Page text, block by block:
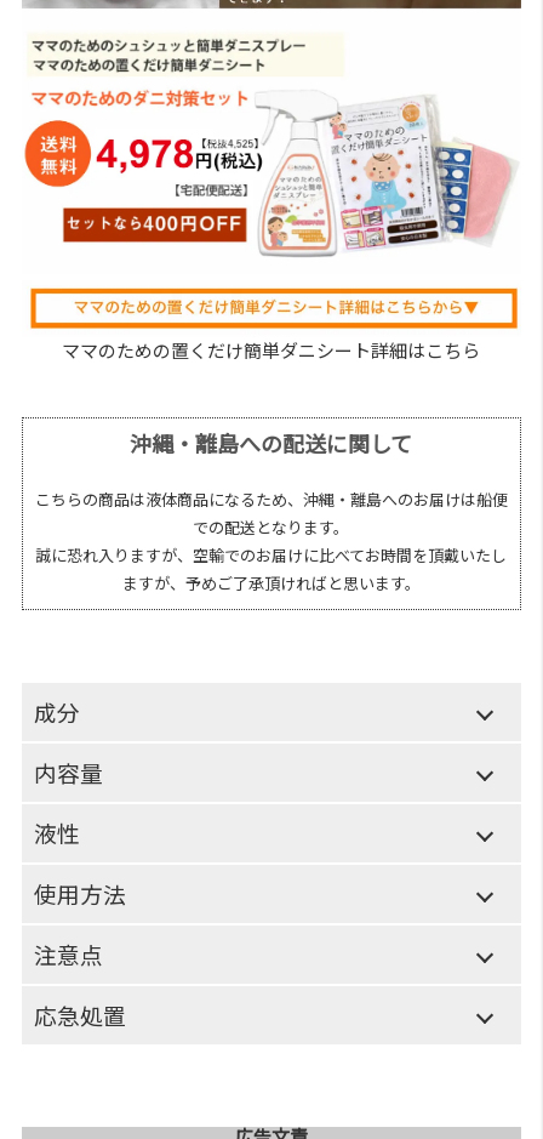
ママのための置くだけ簡単ダニシート詳細はこちら
沖縄・離島への配送に関して
こちらの商品は液体商品になるため、沖縄・離島へのお届けは船便
での配送となります。
誠に恐れ入りますが、空輸でのお届けに比べてお時間を頂戴いたし
ますが、予めご了承頂ければと思います。
成分
内容量
液性
使用方法
注意点
応急処置